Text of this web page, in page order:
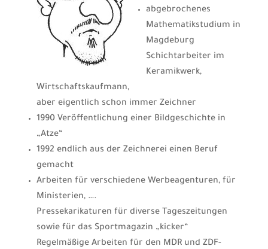
abgebrochenes
Mathematikstudium in
Magdeburg
Schichtarbeiter im
Keramikwerk,
Wirtschaftskaufmann,
aber eigentlich schon immer Zeichner
1990 Veröffentlichung einer Bildgeschichte in
„Atze“
1992 endlich aus der Zeichnerei einen Beruf
gemacht
Arbeiten für verschiedene Werbeagenturen, für
Ministerien, ….
Pressekarikaturen für diverse Tageszeitungen
sowie für das Sportmagazin „kicker“
Regelmäßige Arbeiten für den MDR und ZDF-